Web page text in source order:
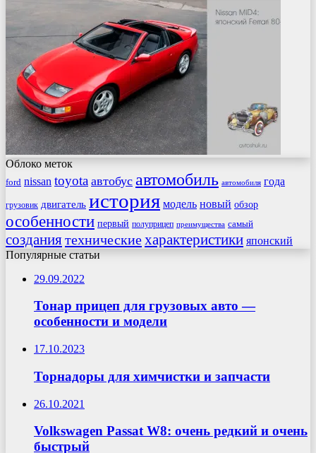
Облоко меток
ford nissan toyota автобус автомобиль автомобиля года
грузовик двигатель история модель новый обзор
особенности первый полуприцеп преимущества самый
созданиятехническиехарактеристики японский
Популярные статьи
29.09.2022
Тонар прицеп для грузовых авто —
особенности и модели
17.10.2023
Торнадоры для химчистки и запчасти
26.10.2021
Volkswagen Passat W8: очень редкий и очень
быстрый